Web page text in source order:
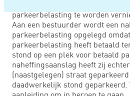
parkeerbelasting te worden
Aan een bestuurder wordt een
parkeerbelasting opgelegd
parkeerbelasting heeft betaald
stond op een plek voor betaald
naheffingsaanslag heeft zij
(naastgelegen) straat
daadwerkelijk stond geparkeerd.